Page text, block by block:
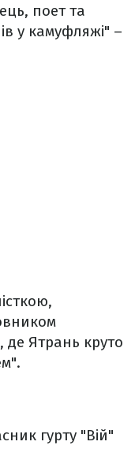
поет та
у камуфляжі" –
де Ятрань круто
гурту "Вій"